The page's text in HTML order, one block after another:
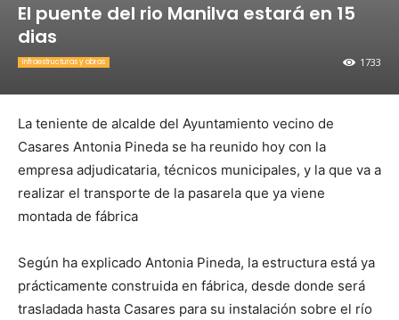
El puente del rio Manilva estará en 15
dias
1733
Infraestructuras y obras
La teniente de alcalde del Ayuntamiento vecino de
Casares Antonia Pineda se ha reunido hoy con la
empresa adjudicataria, técnicos municipales, y la que va a
realizar el transporte de la pasarela que ya viene
montada de fábrica
Según ha explicado Antonia Pineda, la estructura está ya
prácticamente construida en fábrica, desde donde será
trasladada hasta Casares para su instalación sobre el río